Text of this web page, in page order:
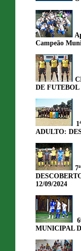
Campeão
DE
ADULTO:
12/09/2024
MUNICIPAL